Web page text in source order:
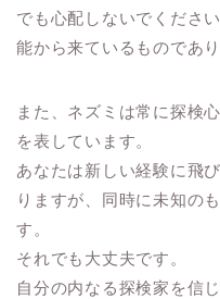
でも心配しないでくださ
能から来ているものであ
また、ネズミは常に探検
を表しています。
あなたは新しい経験に飛
りますが、同時に未知の
す。
それでも大丈夫です。
自分の内なる探検家を信